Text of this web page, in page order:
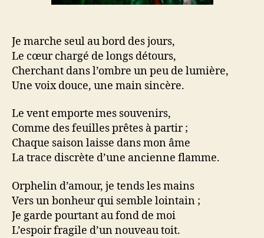
Je marche seul au bord des jours,
Le cœur chargé de longs détours,
Cherchant dans l’ombre un peu de lumière,
Une voix douce, une main sincère.
Le vent emporte mes souvenirs,
Comme des feuilles prêtes à partir ;
Chaque saison laisse dans mon âme
La trace discrète d’une ancienne flamme.
Orphelin d’amour, je tends les mains
Vers un bonheur qui semble lointain ;
Je garde pourtant au fond de moi
L’espoir fragile d’un nouveau toit.